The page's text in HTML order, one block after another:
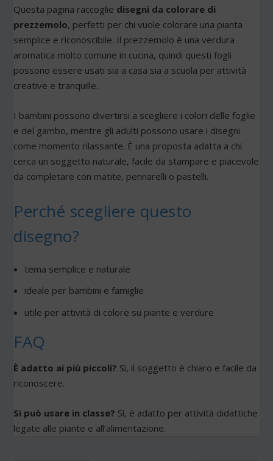
Questa pagina raccoglie disegni da colorare di
prezzemolo, perfetti per chi vuole colorare una pianta
semplice e riconoscibile. Il prezzemolo è una verdura
aromatica molto comune in cucina, quindi questi fogli
possono essere usati sia a casa sia a scuola per attività
creative e tranquille.
I bambini possono divertirsi a scegliere i colori delle foglie
e del gambo, mentre gli adulti possono usare i disegni
come momento rilassante. È una proposta adatta a chi
cerca un soggetto naturale, facile da stampare e piacevole
da completare con matite, pennarelli o pastelli.
Perché scegliere questo
disegno?
tema semplice e naturale
ideale per bambini e famiglie
utile per attività di colore su piante e verdure
FAQ
È adatto ai più piccoli? Sì, il soggetto è chiaro e facile da
riconoscere.
Si può usare in classe? Sì, è adatto per attività didattiche
legate alle piante e all’alimentazione.